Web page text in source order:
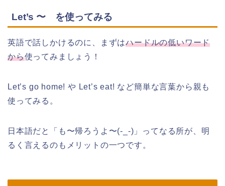
Let’s 〜 を使ってみる
英語で話しかけるのに、まずはハードルの低いワード
から使ってみましょう！
Let’s go home! や Let’s eat! など簡単な言葉から親も
使ってみる。
日本語だと「も〜帰ろうよ〜(-_-)」ってなる所が、明
るく言えるのもメリットの一つです。